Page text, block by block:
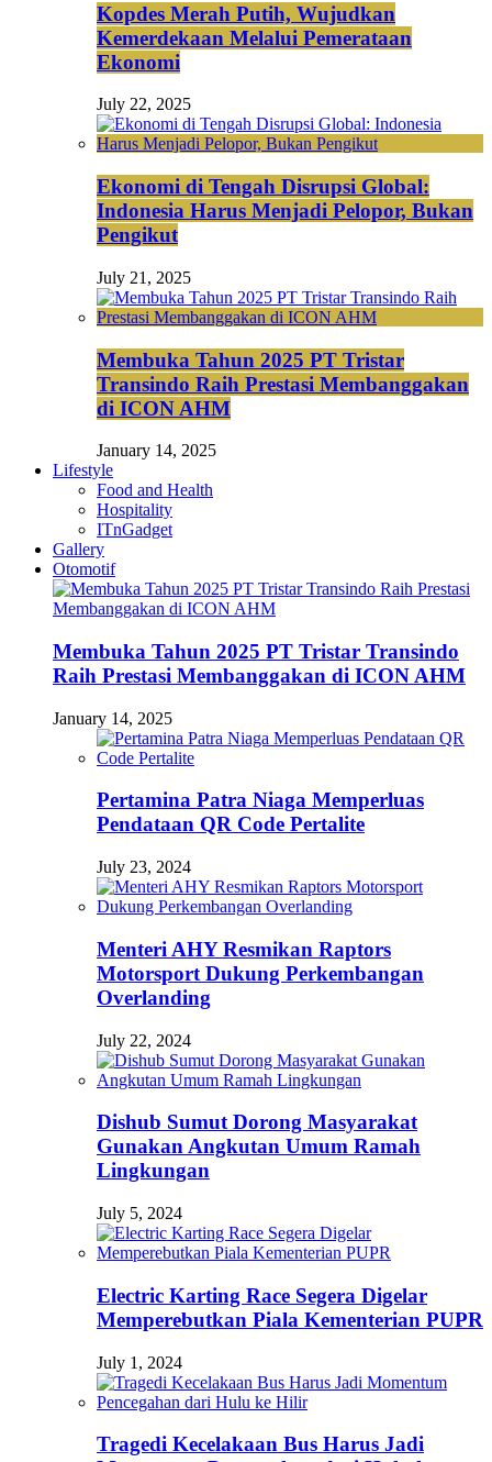
Kopdes Merah Putih, Wujudkan
Kemerdekaan Melalui Pemerataan
Ekonomi
July 22, 2025
Ekonomi di Tengah Disrupsi Global:
Indonesia Harus Menjadi Pelopor, Bukan
Pengikut
July 21, 2025
Membuka Tahun 2025 PT Tristar
Transindo Raih Prestasi Membanggakan
di ICON AHM
January 14, 2025
Lifestyle
Food and Health
Hospitality
ITnGadget
Gallery
Otomotif
Membuka Tahun 2025 PT Tristar Transindo
Raih Prestasi Membanggakan di ICON AHM
January 14, 2025
Pertamina Patra Niaga Memperluas
Pendataan QR Code Pertalite
July 23, 2024
Menteri AHY Resmikan Raptors
Motorsport Dukung Perkembangan
Overlanding
July 22, 2024
Dishub Sumut Dorong Masyarakat
Gunakan Angkutan Umum Ramah
Lingkungan
July 5, 2024
Electric Karting Race Segera Digelar
Memperebutkan Piala Kementerian PUPR
July 1, 2024
Tragedi Kecelakaan Bus Harus Jadi